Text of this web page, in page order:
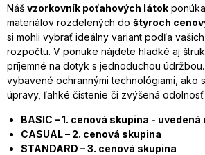
Náš vzorkovník poťahových látok
materiálov rozdelených do štyroch
si mohli vybrať ideálny variant podľa
rozpočtu. V ponuke nájdete hladké aj
príjemné na dotyk s jednoduchou
vybavené ochrannými technológiami, ako
úpravy, ľahké čistenie či zvýšená
BASIC – 1. cenová skupina - uvedená
CASUAL – 2. cenová skupina
STANDARD – 3. cenová skupina